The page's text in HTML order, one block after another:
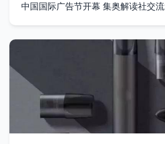
中国国际广告节开幕 集奥解读社交